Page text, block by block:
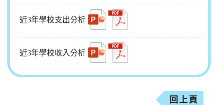
近3年學校支出分析
近3年學校收入分析
回上頁